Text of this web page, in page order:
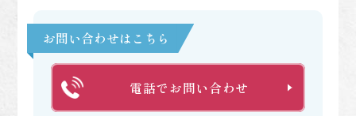
お問い合わせはこちら
電話でお問い合わせ